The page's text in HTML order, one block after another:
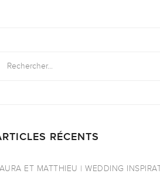
RÉCENTS
ET MATTHIEU | WEDDING